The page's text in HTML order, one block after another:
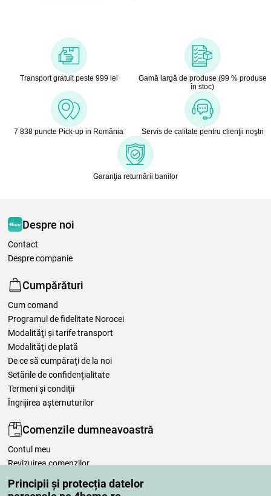
Principii și protecția datelor
Transport gratuit peste 999 lei
Gamă largă de produse (99 % produse
în stoc)
7 838 puncte Pick-up in România Servis de calitate pentru clienţii noştri
Garanţia returnării banilor
Despre noi
Contact
Despre companie
Cumpărături
Cum comand
Programul de fidelitate Norocei
Modalităţi şi tarife transport
Modalităţi de plată
De ce să cumpăraţi de la noi
Setările de confidențialitate
Termeni şi condiţii
Îngrijirea așternuturilor
Comenzile dumneavoastră
Contul meu
Revizuirea comenzilor
Reclamaţii
Retragere de la contract